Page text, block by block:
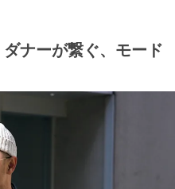
ナーが繋ぐ、モード